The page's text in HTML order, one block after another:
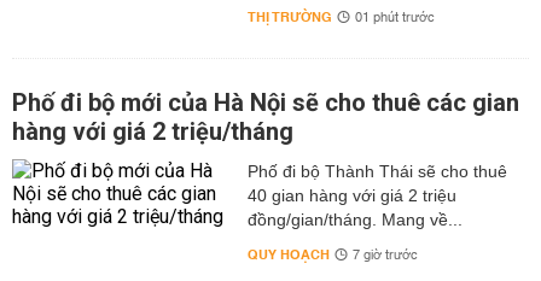
THỊ TRƯỜNG 01 phút trước
Phố đi bộ mới của Hà Nội sẽ cho thuê các gian
hàng với giá 2 triệu/tháng
Phố đi bộ Thành Thái sẽ cho thuê
40 gian hàng với giá 2 triệu
đồng/gian/tháng. Mang về...
QUY HOẠCH 7 giờ trước